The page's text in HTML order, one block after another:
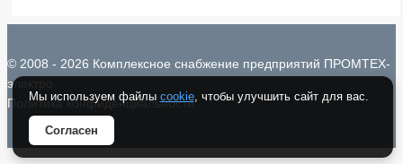
© 2008 - 2026 Комплексное снабжение предприятий ПРОМТЕХ-
электро
Политика конфиденциальности
Мы используем файлы cookie, чтобы улучшить сайт для вас.
Согласен